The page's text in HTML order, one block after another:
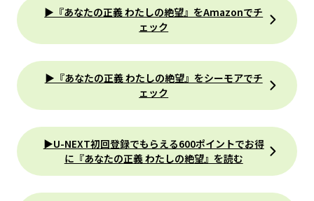
▶『あなたの正義 わたしの絶望』をAmazonでチ
ェック
▶『あなたの正義 わたしの絶望』をシーモアでチ
ェック
▶U-NEXT初回登録でもらえる600ポイントでお得
に『あなたの正義 わたしの絶望』を読む